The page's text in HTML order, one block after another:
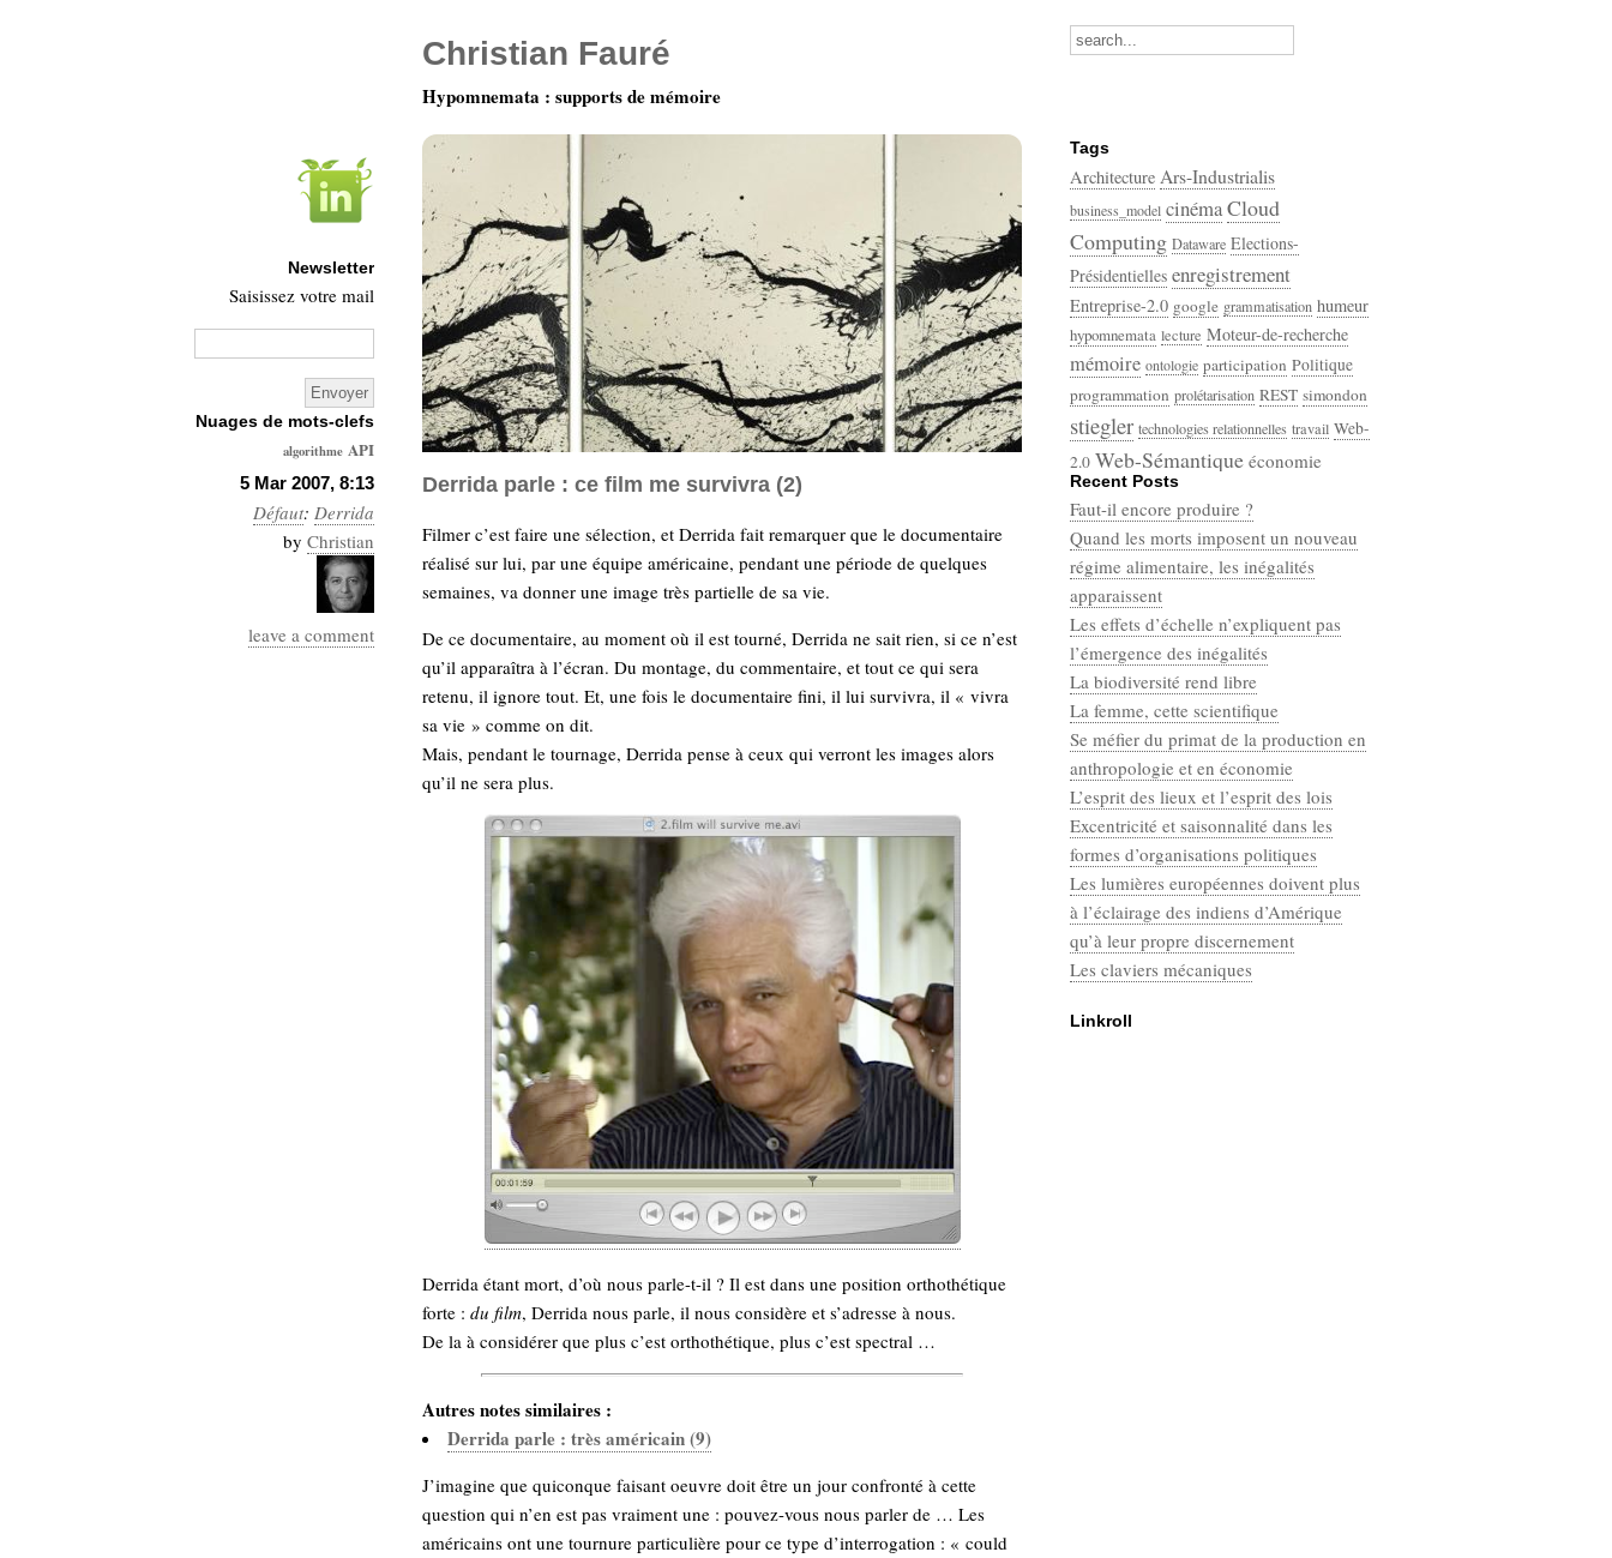
5 Mar 2007, 8:13
Défaut: Derrida
by Christian
leave a comment
Derrida parle : ce film me survivra (2)
Filmer c’est faire une sélection, et Derrida fait remarquer que le documentaire
réalisé sur lui, par une équipe américaine, pendant une période de quelques
semaines, va donner une image très partielle de sa vie.
De ce documentaire, au moment où il est tourné, Derrida ne sait rien, si ce n’est
qu’il apparaîtra à l’écran. Du montage, du commentaire, et tout ce qui sera
retenu, il ignore tout. Et, une fois le documentaire fini, il lui survivra, il « vivra
sa vie » comme on dit.
Mais, pendant le tournage, Derrida pense à ceux qui verront les images alors
qu’il ne sera plus.
Derrida étant mort, d’où nous parle-t-il ? Il est dans une position orthothétique
forte : du film, Derrida nous parle, il nous considère et s’adresse à nous.
De la à considérer que plus c’est orthothétique, plus c’est spectral …
Autres notes similaires :
Derrida parle : très américain (9)
J’imagine que quiconque faisant oeuvre doit être un jour confronté à cette
question qui n’en est pas vraiment une : pouvez-vous nous parler de … Les
américains ont une tournure particulière pour ce type d’interrogation : « could
Recent Posts
Faut-il encore produire ?
Quand les morts imposent un nouveau
régime alimentaire, les inégalités
apparaissent
Les effets d’échelle n’expliquent pas
l’émergence des inégalités
La biodiversité rend libre
La femme, cette scientifique
Se méfier du primat de la production en
anthropologie et en économie
L’esprit des lieux et l’esprit des lois
Excentricité et saisonnalité dans les
formes d’organisations politiques
Les lumières européennes doivent plus
à l’éclairage des indiens d’Amérique
qu’à leur propre discernement
Les claviers mécaniques
Linkroll
Christian Fauré
Hypomnemata : supports de mémoire
Newsletter
Saisissez votre mail
Nuages de mots-clefs
algorithme API
Architecture
Ars-
Industrialis
business_model
cinéma
Tags
Architecture Ars-Industrialis
business_model cinémaCloud
Computing Dataware Elections-
Présidentielles enregistrement
Entreprise-2.0 google grammatisation humeur
hypomnemata lecture Moteur-de-recherche
mémoire ontologie participation Politique
programmation prolétarisation REST simondon
stiegler technologies relationnelles travail Web-
2.0 Web-Sémantique économie
écriture
Categories
Défaut